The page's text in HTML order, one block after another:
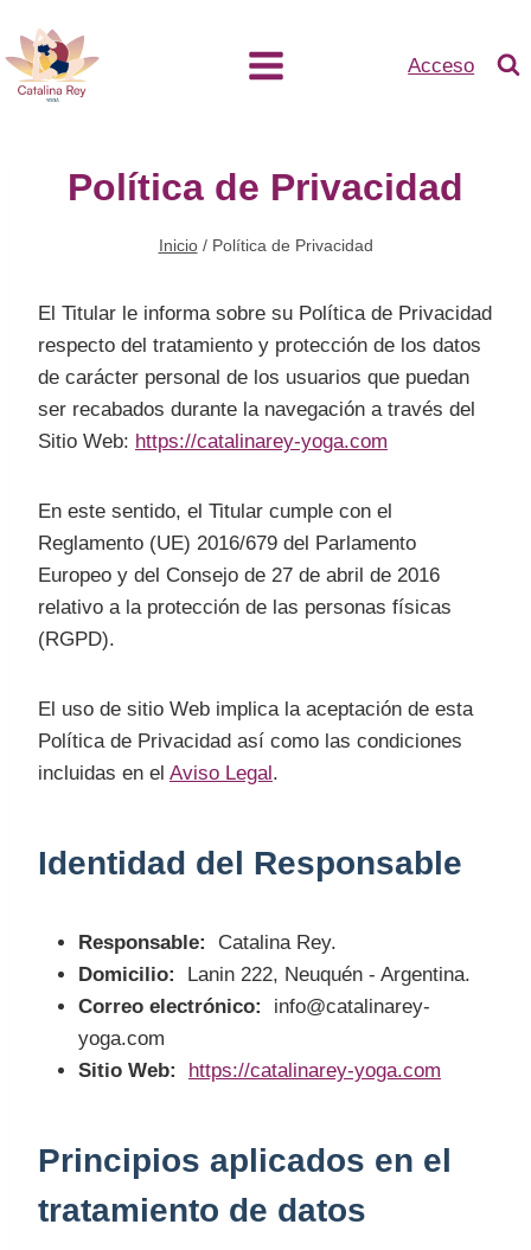
Acceso
Política de Privacidad
Inicio / Política de Privacidad
El Titular le informa sobre su Política de Privacidad
respecto del tratamiento y protección de los datos
de carácter personal de los usuarios que puedan
ser recabados durante la navegación a través del
Sitio Web: https://catalinarey-yoga.com
En este sentido, el Titular cumple con el
Reglamento (UE) 2016/679 del Parlamento
Europeo y del Consejo de 27 de abril de 2016
relativo a la protección de las personas físicas
(RGPD).
El uso de sitio Web implica la aceptación de esta
Política de Privacidad así como las condiciones
incluidas en el Aviso Legal .
Identidad del Responsable
Responsable:
Catalina Rey.
Domicilio:
Lanin 222, Neuquén - Argentina.
Correo electrónico:
info@catalinarey-
yoga.com
Sitio Web:
https://catalinarey-yoga.com
Principios aplicados en el
tratamiento de datos